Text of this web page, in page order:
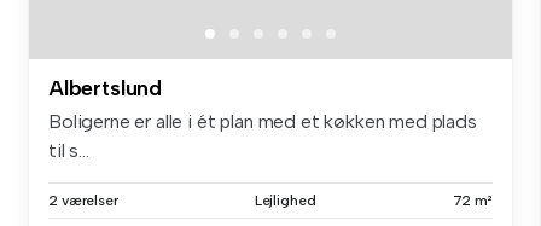
Albertslund
Boligerne er alle i ét plan med et køkken med plads
til s...
2 værelser Lejlighed 72 m²